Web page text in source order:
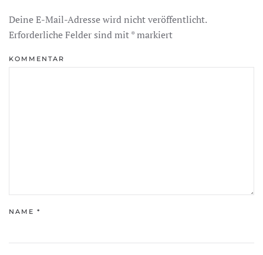
Deine E-Mail-Adresse wird nicht veröffentlicht.
Erforderliche Felder sind mit*markiert
KOMMENTAR
NAME *